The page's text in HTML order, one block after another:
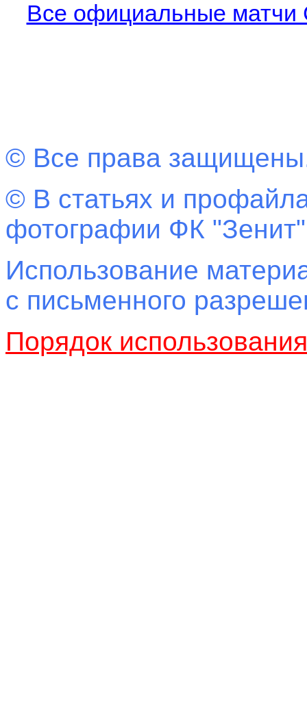
Все официальные матчи
© Все права
© В статьях и
фотографии ФК
Использование
с письменного
Порядок